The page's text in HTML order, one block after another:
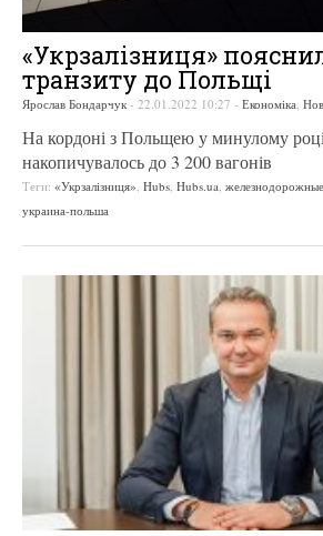
«Укрзалізниця»
транзиту до Польщі
Ярослав Бондарчук - 22.01.2022 10:27 - Економіка
На кордоні з Польщею у минулому
накопичувалось до 3 200 вагонів
Теги: «Укрзалізниця» Hubs Hubs.ua
украина-польша